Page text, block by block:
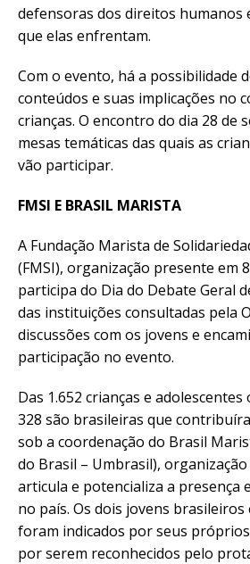
defensoras dos direitos humanos
que elas enfrentam.
Com o evento, há a possibilidade
conteúdos e suas implicações no
crianças. O encontro do dia 28 de
mesas temáticas das quais as
vão participar.
FMSI E BRASIL MARISTA
A Fundação Marista de
(FMSI), organização presente em
participa do Dia do Debate Geral
das instituições consultadas pela
discussões com os jovens e
participação no evento.
Das 1.652 crianças e adolescentes
328 são brasileiras que
sob a coordenação do Brasil
do Brasil – Umbrasil),
articula e potencializa a presença
no país. Os dois jovens
foram indicados por seus
por serem reconhecidos pelo